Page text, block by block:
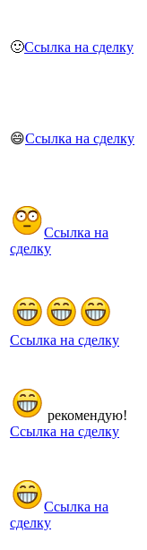
🙂Ссылка на сделку
😄Ссылка на сделку
Ссылка на
сделку
Ссылка на сделку
рекомендую!
Ссылка на сделку
Ссылка на
сделку